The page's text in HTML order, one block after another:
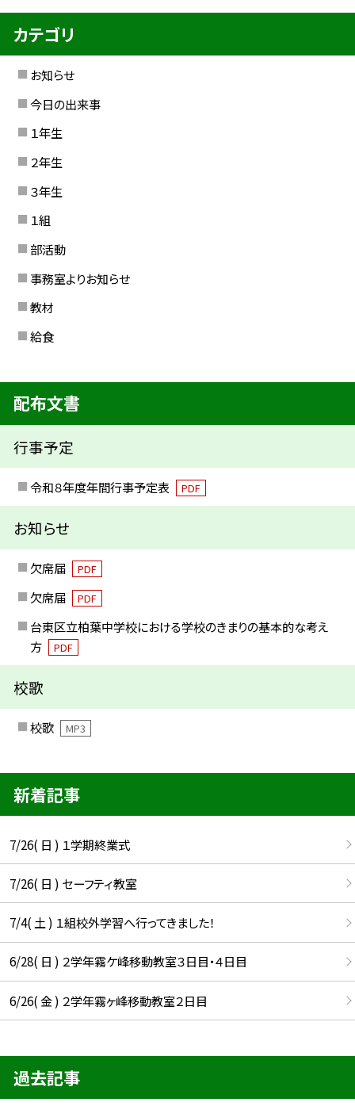
カテゴリ
お知らせ
今日の出来事
１年生
２年生
３年生
１組
部活動
事務室よりお知らせ
教材
給食
配布文書
行事予定
令和８年度年間行事予定表 PDF
お知らせ
欠席届 PDF
欠席届 PDF
台東区立柏葉中学校における学校のきまりの基本的な考え
方
PDF
校歌
校歌 MP3
新着記事
7/26( 日 ) １学期終業式
7/26( 日 ) セーフティ教室
7/4( 土 ) １組校外学習へ行ってきました！
6/28( 日 ) ２学年霧ケ峰移動教室３日目・４日目
6/26( 金 ) ２学年霧ヶ峰移動教室２日目
過去記事